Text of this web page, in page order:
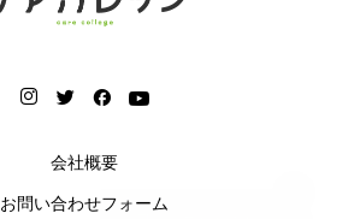
会社概要
お問い合わせフォーム